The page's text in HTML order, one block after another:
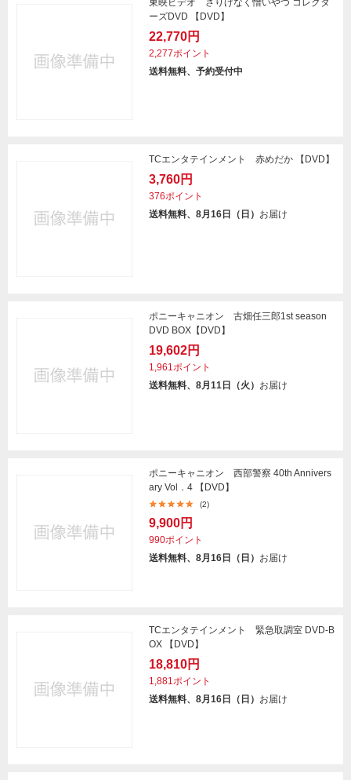
東映ビデオ さりげなく憎いやつ コレクタ
ーズDVD 【DVD】
22,770円
2,277ポイント
送料無料、予約受付中
TCエンタテインメント 赤めだか 【DVD】
3,760円
376ポイント
送料無料、8月16日（日） お届け
ポニーキャニオン 古畑任三郎1st season
DVD BOX【DVD】
19,602円
1,961ポイント
送料無料、8月11日（火） お届け
ポニーキャニオン 西部警察 40th Annivers
ary Vol．4 【DVD】
(2)
9,900円
990ポイント
送料無料、8月16日（日） お届け
TCエンタテインメント 緊急取調室 DVD-B
OX 【DVD】
18,810円
1,881ポイント
送料無料、8月16日（日） お届け